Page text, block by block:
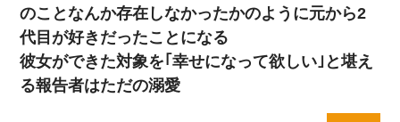
のことなんか存在しなかったかのように元から2
代目が好きだったことになる
彼女ができた対象を｢幸せになって欲しい｣と堪え
る報告者はただの溺愛